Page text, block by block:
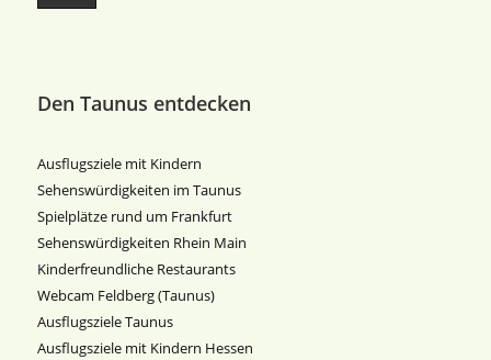
Den Taunus entdecken
Ausflugsziele mit Kindern
Sehenswürdigkeiten im Taunus
Spielplätze rund um Frankfurt
Sehenswürdigkeiten Rhein Main
Kinderfreundliche Restaurants
Webcam Feldberg (Taunus)
Ausflugsziele Taunus
Ausflugsziele mit Kindern Hessen